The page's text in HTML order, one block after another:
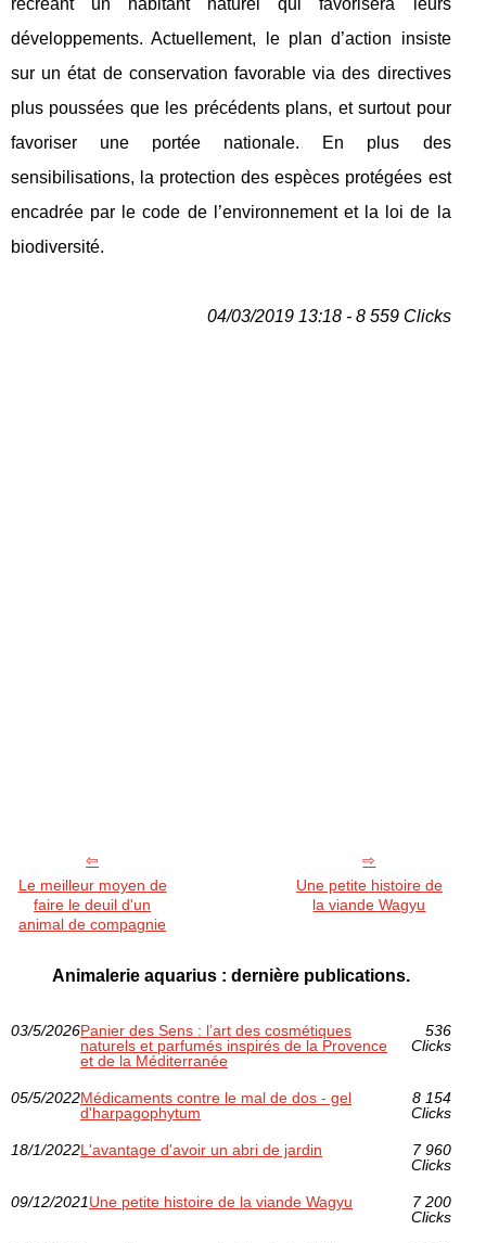
développements. Actuellement, le plan d’action insiste
sur un état de conservation favorable via des directives
plus poussées que les précédents plans, et surtout pour
favoriser une portée nationale. En plus des
sensibilisations, la protection des espèces protégées est
encadrée par le code de l’environnement et la loi de la
biodiversité.
04/03/2019 13:18 - 8 559 Clicks
Le meilleur moyen de
faire le deuil d'un
animal de compagnie
Une petite histoire de
la viande Wagyu
Animalerie aquarius : dernière publications.
03/5/2026Panier des Sens : l’art des cosmétiques
naturels et parfumés inspirés de la Provence
et de la Méditerranée
536
Clicks
05/5/2022Médicaments contre le mal de dos - gel
d'harpagophytum
8 154
Clicks
18/1/2022L'avantage d'avoir un abri de jardin
7 960
Clicks
09/12/2021Une petite histoire de la viande Wagyu
7 200
Clicks